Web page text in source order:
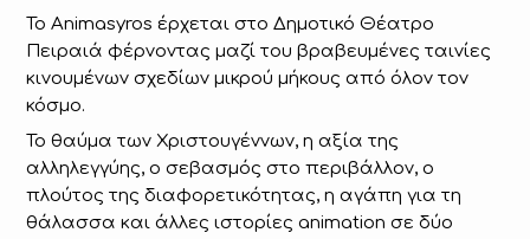
Το Animasyros έρχεται στο Δημοτικό Θέατρο
Πειραιά φέρνοντας μαζί του βραβευμένες ταινίες
κινουμένων σχεδίων μικρού μήκους από όλον τον
κόσμο.
Το θαύμα των Χριστουγέννων, η αξία της
αλληλεγγύης, ο σεβασμός στο περιβάλλον, ο
πλούτος της διαφορετικότητας, η αγάπη για τη
θάλασσα και άλλες ιστορίες animation σε δύο